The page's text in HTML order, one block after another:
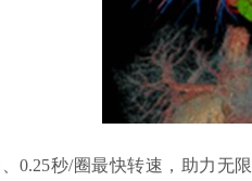
0.25秒/圈最快转速，助力无